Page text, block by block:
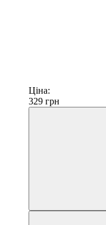
Ціна:
329 грн